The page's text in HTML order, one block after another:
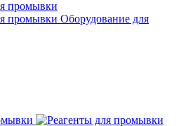
Оборудование для